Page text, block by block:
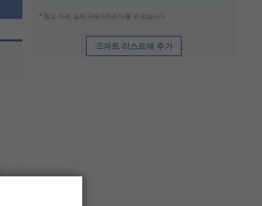
* 참고 가격: 실제 구매가격과 다를 수 있습니다
파트 리스트에 추가